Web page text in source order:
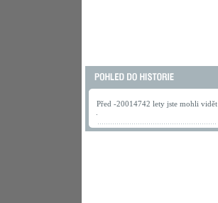
Před -20014742 lety jste mohli vidět